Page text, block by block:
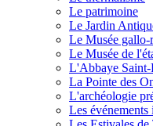
Le patrimoine
Le Jardin
Le Musée
Le Musée de
L'Abbaye
La Pointe des
L'archéologie
Les